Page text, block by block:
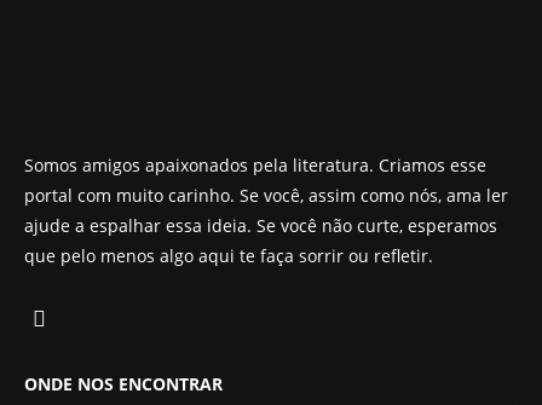
Somos amigos apaixonados pela literatura. Criamos esse
portal com muito carinho. Se você, assim como nós, ama ler
ajude a espalhar essa ideia. Se você não curte, esperamos
que pelo menos algo aqui te faça sorrir ou refletir.
ONDE NOS ENCONTRAR